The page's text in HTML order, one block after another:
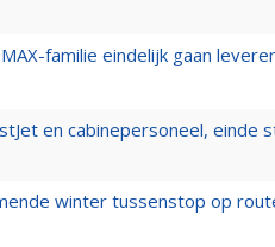
familie eindelijk gaan
en cabinepersoneel, einde
winter tussenstop op